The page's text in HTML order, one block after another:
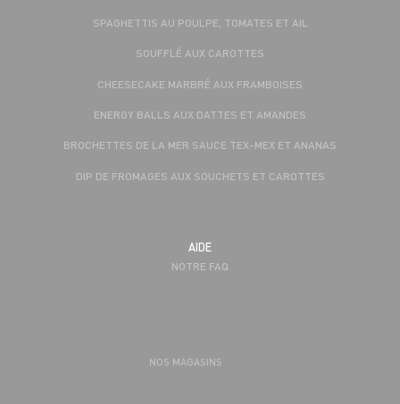
SPAGHETTIS AU POULPE, TOMATES ET AIL
SOUFFLÉ AUX CAROTTES
CHEESECAKE MARBRÉ AUX FRAMBOISES
ENERGY BALLS AUX DATTES ET AMANDES
BROCHETTES DE LA MER SAUCE TEX-MEX ET ANANAS
DIP DE FROMAGES AUX SOUCHETS ET CAROTTES
AIDE
NOTRE FAQ
NOS MAGASINS